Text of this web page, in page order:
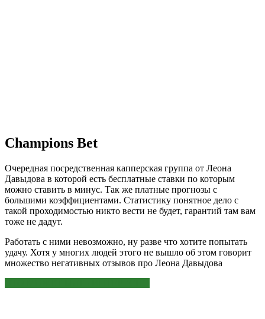
Champions Bet
Очередная посредственная капперская группа от Леона
Давыдова в которой есть бесплатные ставки по которым
можно ставить в минус. Так же платные прогнозы с
большими коэффициентами. Статистику понятное дело с
такой проходимостью никто вести не будет, гарантий там вам
тоже не дадут.
Работать с ними невозможно, ну разве что хотите попытать
удачу. Хотя у многих людей этого не вышло об этом говорит
множество негативных отзывов про Леона Давыдова